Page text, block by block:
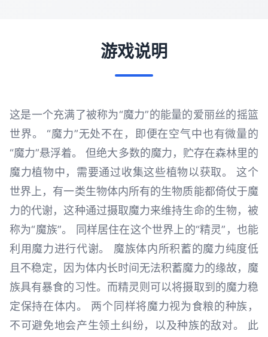
游戏说明
这是一个充满了被称为“魔力”的能量的爱丽丝的摇篮
世界。 “魔力”无处不在，即便在空气中也有微量的
“魔力”悬浮着。 但绝大多数的魔力，贮存在森林里的
魔力植物中，需要通过收集这些植物以获取。 这个
世界上，有一类生物体内所有的生物质能都倚仗于魔
力的代谢，这种通过摄取魔力来维持生命的生物，被
称为“魔族”。 同样居住在这个世界上的“精灵”，也能
利用魔力进行代谢。 魔族体内所积蓄的魔力纯度低
且不稳定，因为体内长时间无法积蓄魔力的缘故，魔
族具有暴食的习性。而精灵则可以将摄取到的魔力稳
定保持在体内。 两个同样将魔力视为食粮的种族，
不可避免地会产生领土纠纷，以及种族的敌对。 此